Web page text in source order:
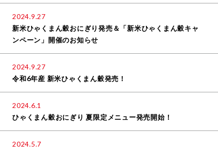
2024.9.27
新米ひゃくまん穀おにぎり発売＆「新米ひゃくまん穀キャ
ンペーン」開催のお知らせ
2024.9.27
令和6年産 新米ひゃくまん穀発売！
2024.6.1
ひゃくまん穀おにぎり 夏限定メニュー発売開始！
2024.5.7